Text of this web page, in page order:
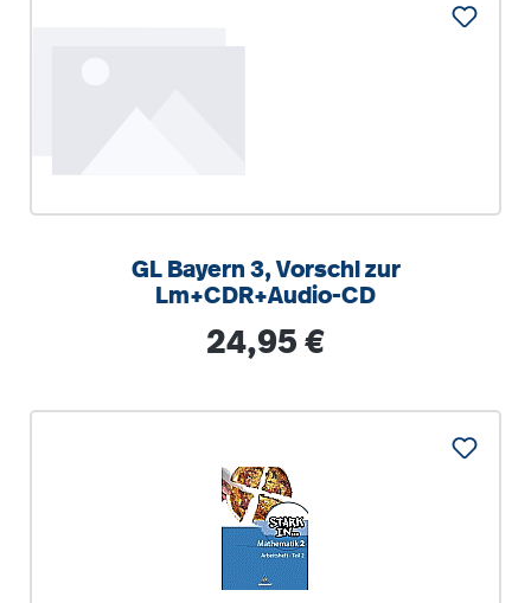
GL Bayern 3, Vorschl zur
Lm+CDR+Audio-CD
Regulärer Preis:
24,95 €